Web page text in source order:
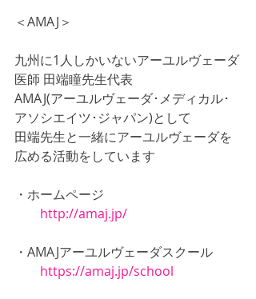
＜AMAJ＞
九州に1人しかいないアーユルヴェーダ
医師 田端瞳先生代表
AMAJ(アーユルヴェーダ･メディカル･
アソシエイツ･ジャパン)として
田端先生と一緒にアーユルヴェーダを
広める活動をしています
・ホームページ
http://amaj.jp/
・AMAJアーユルヴェーダスクール
https://amaj.jp/school